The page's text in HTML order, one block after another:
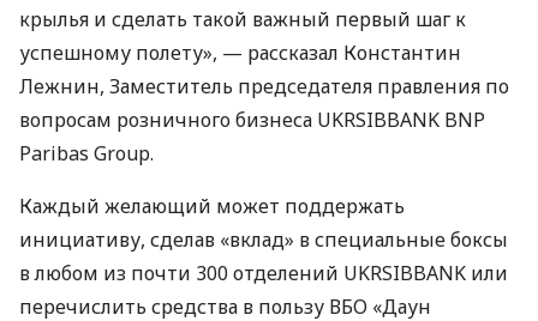
крылья и сделать такой важный первый шаг к
успешному полету», — рассказал Константин
Лежнин, Заместитель председателя правления по
вопросам розничного бизнеса UKRSIBBANK BNP
Paribas Group.
Каждый желающий может поддержать
инициативу, сделав «вклад» в специальные боксы
в любом из почти 300 отделений UKRSIBBANK или
перечислить средства в пользу ВБО «Даун